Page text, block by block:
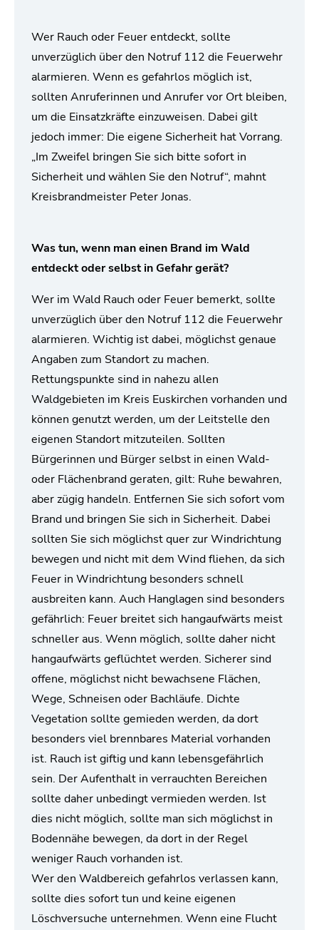
Wer Rauch oder Feuer entdeckt, sollte
unverzüglich über den Notruf 112 die Feuerwehr
alarmieren. Wenn es gefahrlos möglich ist,
sollten Anruferinnen und Anrufer vor Ort bleiben,
um die Einsatzkräfte einzuweisen. Dabei gilt
jedoch immer: Die eigene Sicherheit hat Vorrang.
„Im Zweifel bringen Sie sich bitte sofort in
Sicherheit und wählen Sie den Notruf“, mahnt
Kreisbrandmeister Peter Jonas.
Was tun, wenn man einen Brand im Wald
entdeckt oder selbst in Gefahr gerät?
Wer im Wald Rauch oder Feuer bemerkt, sollte
unverzüglich über den Notruf 112 die Feuerwehr
alarmieren. Wichtig ist dabei, möglichst genaue
Angaben zum Standort zu machen.
Rettungspunkte sind in nahezu allen
Waldgebieten im Kreis Euskirchen vorhanden und
können genutzt werden, um der Leitstelle den
eigenen Standort mitzuteilen. Sollten
Bürgerinnen und Bürger selbst in einen Wald-
oder Flächenbrand geraten, gilt: Ruhe bewahren,
aber zügig handeln. Entfernen Sie sich sofort vom
Brand und bringen Sie sich in Sicherheit. Dabei
sollten Sie sich möglichst quer zur Windrichtung
bewegen und nicht mit dem Wind fliehen, da sich
Feuer in Windrichtung besonders schnell
ausbreiten kann. Auch Hanglagen sind besonders
gefährlich: Feuer breitet sich hangaufwärts meist
schneller aus. Wenn möglich, sollte daher nicht
hangaufwärts geflüchtet werden. Sicherer sind
offene, möglichst nicht bewachsene Flächen,
Wege, Schneisen oder Bachläufe. Dichte
Vegetation sollte gemieden werden, da dort
besonders viel brennbares Material vorhanden
ist. Rauch ist giftig und kann lebensgefährlich
sein. Der Aufenthalt in verrauchten Bereichen
sollte daher unbedingt vermieden werden. Ist
dies nicht möglich, sollte man sich möglichst in
Bodennähe bewegen, da dort in der Regel
weniger Rauch vorhanden ist.
Wer den Waldbereich gefahrlos verlassen kann,
sollte dies sofort tun und keine eigenen
Löschversuche unternehmen. Wenn eine Flucht